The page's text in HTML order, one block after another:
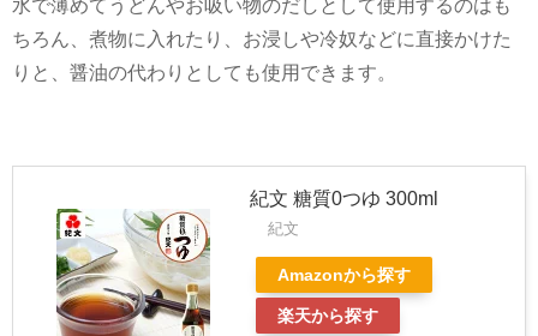
水で薄めてうどんやお吸い物のだしとして使用するのはも
ちろん、煮物に入れたり、お浸しや冷奴などに直接かけた
りと、醤油の代わりとしても使用できます。
紀文 糖質0つゆ 300ml
紀文
Amazonから探す
楽天から探す